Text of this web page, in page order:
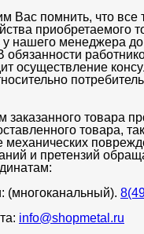
Вас помнить, что все
приобретаемого
у нашего менеджера
обязанности
осуществление
заказанного товара
товара,
механических
и претензий
(многоканальный).
info@shopmetal.ru